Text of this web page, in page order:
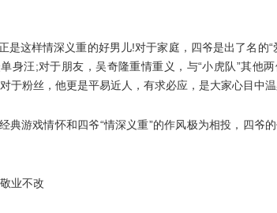
这样情深义重的好男儿!对于家庭，四爷是出了名的“
身汪;对于朋友，吴奇隆重情重义，与“小虎队”其他
于粉丝，他更是平易近人，有求必应，是大家心目中温
游戏情怀和四爷“情深义重”的作风极为相投，四爷
业不改